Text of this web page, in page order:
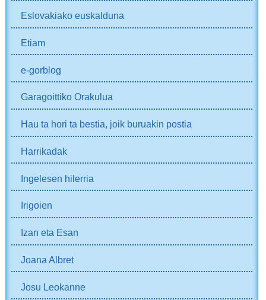
Eslovakiako euskalduna
Etiam
e-gorblog
Garagoittiko Orakulua
Hau ta hori ta bestia, joik buruakin postia
Harrikadak
Ingelesen hilerria
Irigoien
Izan eta Esan
Joana Albret
Josu Leokanne